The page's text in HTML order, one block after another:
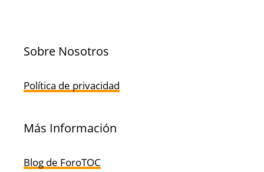
Sobre Nosotros
Política de privacidad
Más Información
Blog de ForoTOC